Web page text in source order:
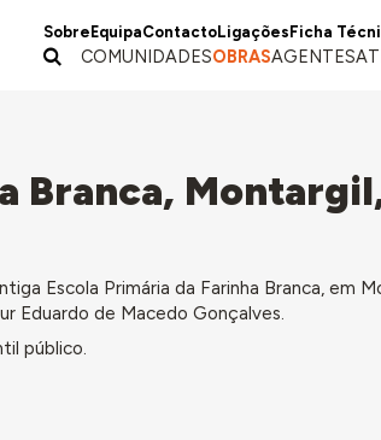
Sobre EquipaContactoLigações Ficha
COMUNIDADESOBRASAGENTES
Branca,
Escola Primária da Farinha Branca, em
Eduardo de Macedo Gonçalves.
público.